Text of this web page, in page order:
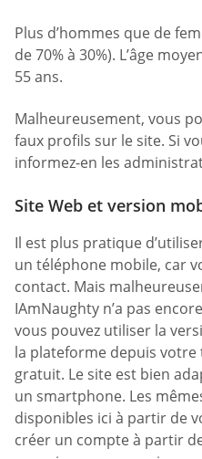
Plus d’hommes que de
de 70% à 30%). L’âge
55 ans.
Malheureusement, vous
faux profils sur le site. Si
informez-en les
Site Web et version
Il est plus pratique
un téléphone mobile, car
contact. Mais
IAmNaughty n’a pas
vous pouvez utiliser la
la plateforme depuis
gratuit. Le site est bien
un smartphone. Les
disponibles ici à partir de
créer un compte à partir